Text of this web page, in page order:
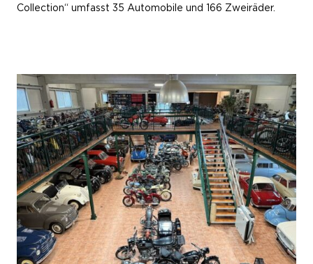
Collection“ umfasst 35 Automobile und 166 Zweiräder.